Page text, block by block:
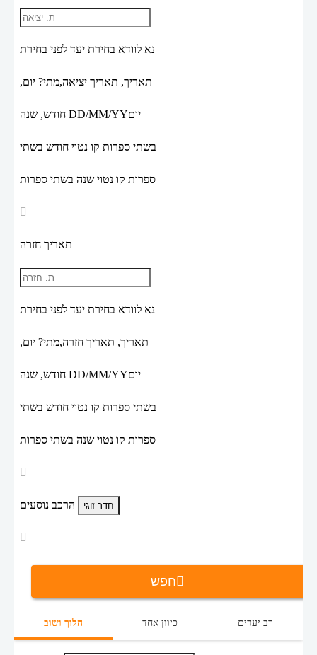
נא לוודא בחירת יעד לפני בחירת
תאריך, תאריך יציאה,מתי? יום,
DD/MM/YYיום
בשתי ספרות קו נטוי חודש בשתי
ספרות קו נטוי שנה בשתי ספרות
תאריך חזרה
נא לוודא בחירת יעד לפני בחירת
תאריך, תאריך חזרה,מתי? יום,
DD/MM/YYיום
בשתי ספרות קו נטוי חודש בשתי
ספרות קו נטוי שנה בשתי ספרות
הרכב נוסעים
חפש
הלוך ושוב כיוון אחד רב יעדים